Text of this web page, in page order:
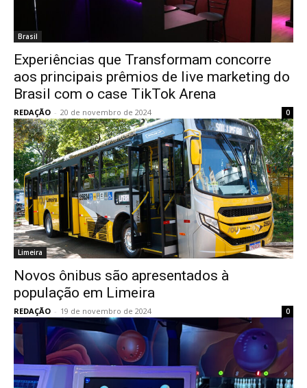
Brasil
Experiências que Transformam concorre
aos principais prêmios de live marketing do
Brasil com o case TikTok Arena
REDAÇÃO - 20 de novembro de 2024 0
Limeira
Novos ônibus são apresentados à
população em Limeira
REDAÇÃO - 19 de novembro de 2024 0